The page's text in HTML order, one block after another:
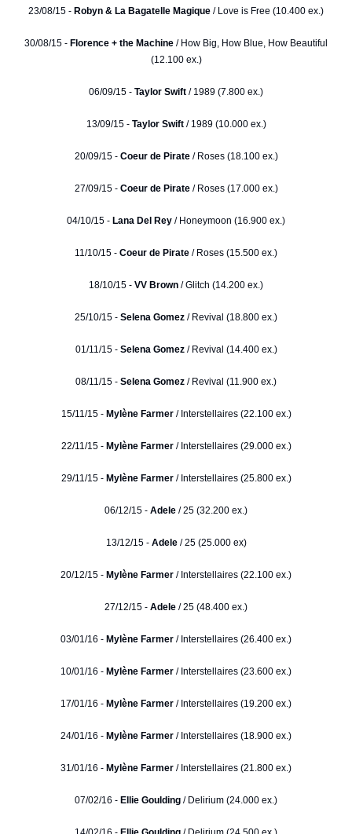
23/08/15 - Robyn & La Bagatelle Magique / Love is Free (10.400 ex.)
30/08/15 - Florence + the Machine / How Big, How Blue, How Beautiful
(12.100 ex.)
06/09/15 - Taylor Swift / 1989 (7.800 ex.)
13/09/15 - Taylor Swift / 1989 (10.000 ex.)
20/09/15 - Coeur de Pirate/ Roses (18.100 ex.)
27/09/15 - Coeur de Pirate/ Roses (17.000 ex.)
04/10/15 - Lana Del Rey / Honeymoon (16.900 ex.)
11/10/15 - Coeur de Pirate / Roses (15.500 ex.)
18/10/15 - VV Brown / Glitch (14.200 ex.)
25/10/15 - Selena Gomez / Revival (18.800 ex.)
01/11/15 - Selena Gomez/ Revival (14.400 ex.)
08/11/15 - Selena Gomez / Revival (11.900 ex.)
15/11/15 - Mylène Farmer/ Interstellaires (22.100 ex.)
22/11/15 - Mylène Farmer/ Interstellaires (29.000 ex.)
29/11/15 - Mylène Farmer/ Interstellaires (25.800 ex.)
06/12/15 - Adele / 25 (32.200 ex.)
13/12/15 - Adele / 25 (25.000 ex)
20/12/15 - Mylène Farmer / Interstellaires (22.100 ex.)
27/12/15 - Adele / 25 (48.400 ex.)
03/01/16 - Mylène Farmer / Interstellaires (26.400 ex.)
10/01/16 - Mylène Farmer / Interstellaires (23.600 ex.)
17/01/16 - Mylène Farmer / Interstellaires (19.200 ex.)
24/01/16 - Mylène Farmer / Interstellaires (18.900 ex.)
31/01/16 - Mylène Farmer / Interstellaires (21.800 ex.)
07/02/16 - Ellie Goulding / Delirium (24.000 ex.)